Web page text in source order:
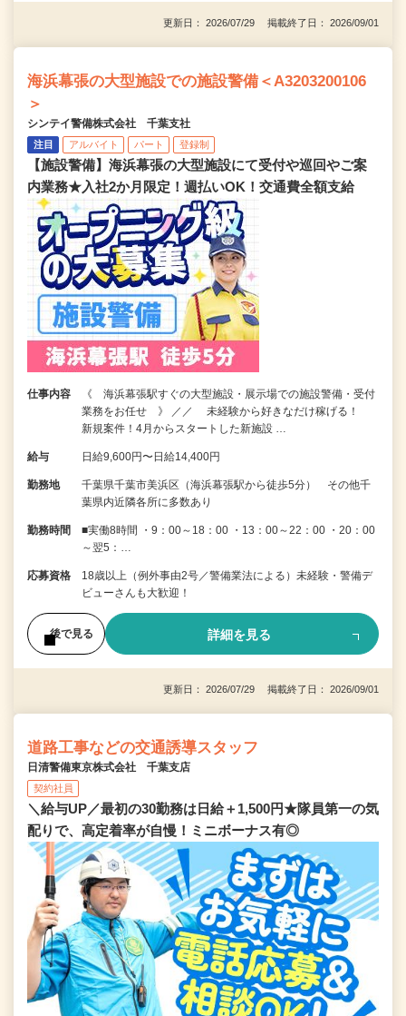
更新日： 2026/07/29 掲載終了日： 2026/09/01
海浜幕張の大型施設での施設警備＜A3203200106
＞
シンテイ警備株式会社 千葉支社
注目 アルバイト パート 登録制
【施設警備】海浜幕張の大型施設にて受付や巡回やご案
内業務★入社2か月限定！週払いOK！交通費全額支給
仕事内容
《 海浜幕張駅すぐの大型施設・展示場での施設警備・受付
業務をお任せ 》 ／／ 未経験から好きなだけ稼げる！
新規案件！4月からスタートした新施設 …
給与 日給9,600円〜日給14,400円
勤務地
千葉県千葉市美浜区（海浜幕張駅から徒歩5分） その他千
葉県内近隣各所に多数あり
勤務時間
■実働8時間 ・9：00～18：00 ・13：00～22：00 ・20：00
～翌5：…
応募資格
18歳以上（例外事由2号／警備業法による）未経験・警備デ
ビューさんも大歓迎！
後で見る 詳細を見る
更新日： 2026/07/29 掲載終了日： 2026/09/01
道路工事などの交通誘導スタッフ
日清警備東京株式会社 千葉支店
契約社員
＼給与UP／最初の30勤務は日給＋1,500円★隊員第一の気
配りで、高定着率が自慢！ミニボーナス有◎